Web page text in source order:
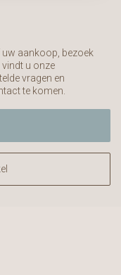
aankoop, bezoek
u onze
vragen en
te komen.